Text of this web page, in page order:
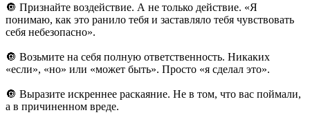
🔘 Признайте воздействие. А не только действие. «Я
понимаю, как это ранило тебя и заставляло тебя чувствовать
себя небезопасно».
🔘 Возьмите на себя полную ответственность. Никаких
«если», «но» или «может быть». Просто «я сделал это».
🔘 Выразите искреннее раскаяние. Не в том, что вас поймали,
а в причиненном вреде.